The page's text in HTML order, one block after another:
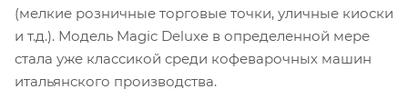
(мелкие розничные торговые точки, уличные киоски
и т.д.). Модель Magic Deluxe в определенной мере
стала уже классикой среди кофеварочных машин
итальянского производства.